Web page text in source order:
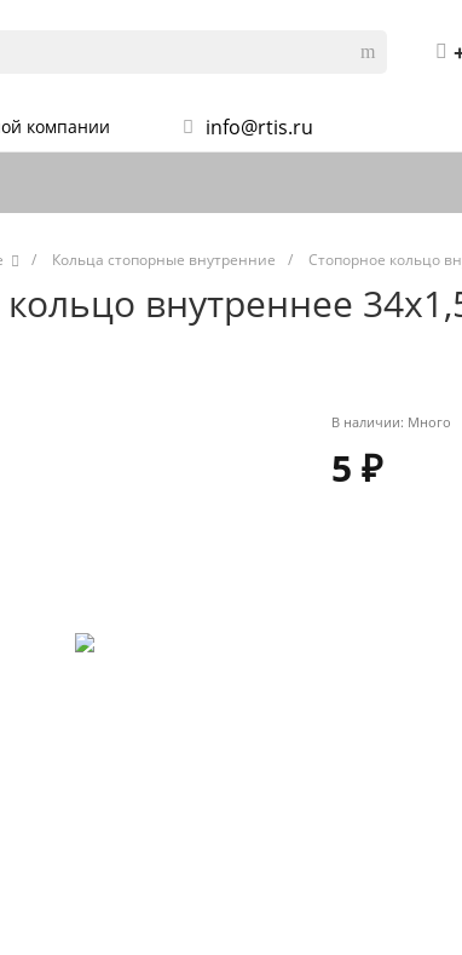
компании info@rtis.ru
/ Кольца стопорные внутренние / Стопорное кольцо
внутреннее
В наличии: Много
5 ₽